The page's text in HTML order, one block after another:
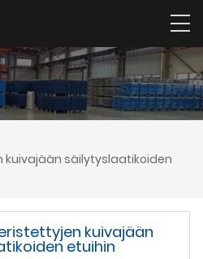
säilytyslaatikoiden
kuivajään
etuihin